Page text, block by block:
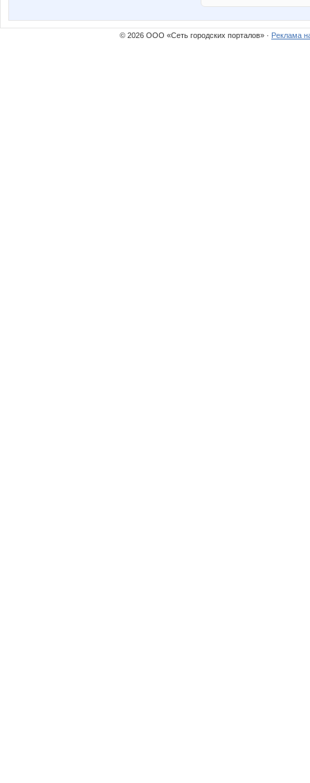
© 2026 ООО «Сеть городских порталов» · Реклама